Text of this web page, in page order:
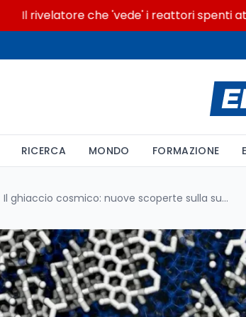
che 'vede' i reattori spenti
RICERCA MONDO FORMAZIONE
Il ghiaccio cosmico: nuove scoperte sulla sua struttura